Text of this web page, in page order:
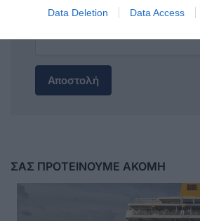
Data Deletion Data Access
Αποστολή
ΣΑΣ ΠΡΟΤΕΙΝΟΥΜΕ ΑΚΟΜΗ